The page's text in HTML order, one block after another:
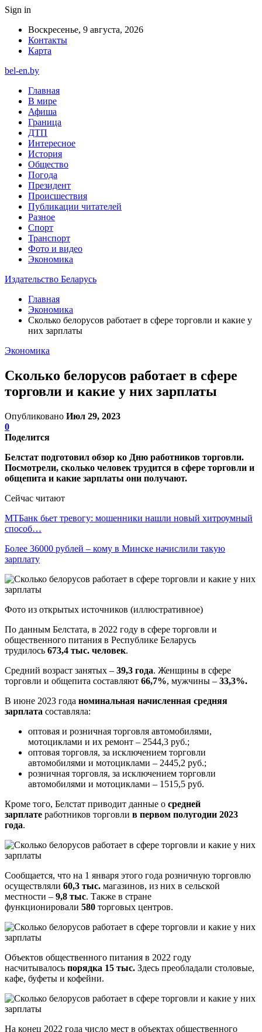
Sign in
Воскресенье, 9 августа, 2026
Контакты
Карта
bel-en.by
Главная
В мире
Афиша
Граница
ДТП
Интересное
История
Общество
Погода
Президент
Происшествия
Публикации читателей
Разное
Спорт
Транспорт
Фото и видео
Экономика
Издательство Беларусь
Главная
Экономика
Сколько белорусов работает в сфере торговли и какие у
них зарплаты
Экономика
Сколько белорусов работает в сфере
торговли и какие у них зарплаты
Опубликовано Июл 29, 2023
0
Поделится
Белстат подготовил обзор ко Дню работников торговли.
Посмотрели, сколько человек трудится в сфере торговли и
общепита и какие зарплаты они получают.
Сейчас читают
МТБанк бьет тревогу: мошенники нашли новый хитроумный
способ…
Более 36000 рублей – кому в Минске начислили такую
зарплату
Фото из открытых источников (иллюстративное)
По данным Белстата, в 2022 году в сфере торговли и
общественного питания в Республике Беларусь
трудилось 673,4 тыс. человек.
Средний возраст занятых – 39,3 года. Женщины в сфере
торговли и общепита составляют 66,7%, мужчины – 33,3%.
В июне 2023 года номинальная начисленная средняя
зарплата составляла:
оптовая и розничная торговля автомобилями,
мотоциклами и их ремонт – 2544,3 руб.;
оптовая торговля, за исключением торговли
автомобилями и мотоциклами – 2445,2 руб.;
розничная торговля, за исключением торговли
автомобилями и мотоциклами – 1515,5 руб.
Кроме того, Белстат приводит данные о средней
зарплате работников торговли в первом полугодии 2023
года.
Сообщается, что на 1 января этого года розничную торговлю
осуществляли 60,3 тыс. магазинов, из них в сельской
местности – 9,8 тыс. Также в стране
функционировали 580 торговых центров.
Объектов общественного питания в 2022 году
насчитывалось порядка 15 тыс. Здесь преобладали столовые,
кафе, буфеты и кофейни.
На конец 2022 года число мест в объектах общественного